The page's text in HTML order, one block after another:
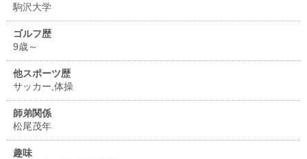
駒沢大学
ゴルフ歴
9歳～
他スポーツ歴
サッカー,体操
師弟関係
松尾茂年
趣味